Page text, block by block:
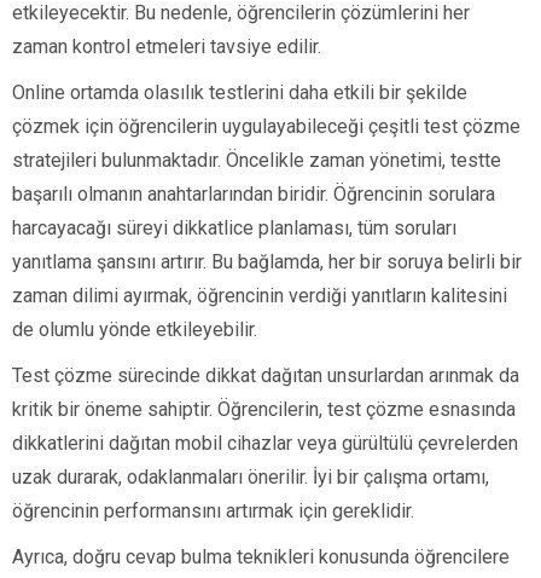
etkileyecektir. Bu nedenle, öğrencilerin çözümlerini her
zaman kontrol etmeleri tavsiye edilir.
Online ortamda olasılık testlerini daha etkili bir şekilde
çözmek için öğrencilerin uygulayabileceği çeşitli test çözme
stratejileri bulunmaktadır. Öncelikle zaman yönetimi, testte
başarılı olmanın anahtarlarından biridir. Öğrencinin sorulara
harcayacağı süreyi dikkatlice planlaması, tüm soruları
yanıtlama şansını artırır. Bu bağlamda, her bir soruya belirli bir
zaman dilimi ayırmak, öğrencinin verdiği yanıtların kalitesini
de olumlu yönde etkileyebilir.
Test çözme sürecinde dikkat dağıtan unsurlardan arınmak da
kritik bir öneme sahiptir. Öğrencilerin, test çözme esnasında
dikkatlerini dağıtan mobil cihazlar veya gürültülü çevrelerden
uzak durarak, odaklanmaları önerilir. İyi bir çalışma ortamı,
öğrencinin performansını artırmak için gereklidir.
Ayrıca, doğru cevap bulma teknikleri konusunda öğrencilere